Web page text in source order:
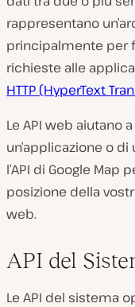
rappresentano
principalmente per
richieste alle
HTTP (HyperText
Le API web aiutano
un’applicazione o
l’API di Google Map
posizione della
web.
API del
Le API del sistema